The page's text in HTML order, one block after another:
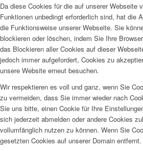
Da diese Cookies für die auf unserer Webseite
Funktionen unbedingt erforderlich sind, hat die
die Funktionsweise unserer Webseite. Sie
blockieren oder löschen, indem Sie Ihre
das Blockieren aller Cookies auf dieser
jedoch immer aufgefordert, Cookies zu
unsere Website erneut besuchen.
Wir respektieren es voll und ganz, wenn Sie
zu vermeiden, dass Sie immer wieder nach
Sie uns bitte, einen Cookie für Ihre
sich jederzeit abmelden oder andere Cookies
vollumfänglich nutzen zu können. Wenn Sie
gesetzten Cookies auf unserer Domain entfernt.